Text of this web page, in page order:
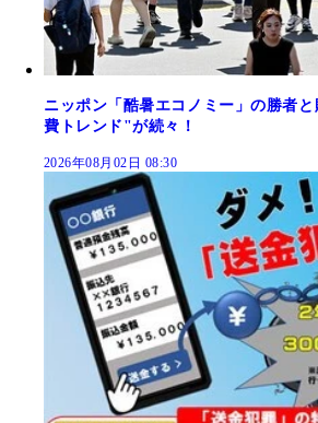
ニッポン「酷暑エコノミー」の勝者
費トレンド"が続々！
2026年08月02日 08:30